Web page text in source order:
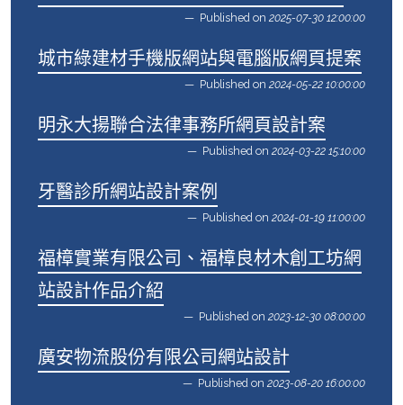
Published on 2025-07-30 12:00:00
城市綠建材手機版網站與電腦版網頁提案
Published on 2024-05-22 10:00:00
明永大揚聯合法律事務所網頁設計案
Published on 2024-03-22 15:10:00
牙醫診所網站設計案例
Published on 2024-01-19 11:00:00
福樟實業有限公司、福樟良材木創工坊網
站設計作品介紹
Published on 2023-12-30 08:00:00
廣安物流股份有限公司網站設計
Published on 2023-08-20 16:00:00